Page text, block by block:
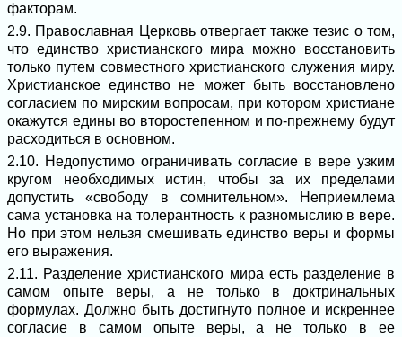
факторам.
2.9. Православная Церковь отвергает также тезис о том,
что единство христианского мира можно восстановить
только путем совместного христианского служения миру.
Христианское единство не может быть восстановлено
согласием по мирским вопросам, при котором христиане
окажутся едины во второстепенном и по-прежнему будут
расходиться в основном.
2.10. Недопустимо ограничивать согласие в вере узким
кругом необходимых истин, чтобы за их пределами
допустить «свободу в сомнительном». Неприемлема
сама установка на толерантность к разномыслию в вере.
Но при этом нельзя смешивать единство веры и формы
его выражения.
2.11. Разделение христианского мира есть разделение в
самом опыте веры, а не только в доктринальных
формулах. Должно быть достигнуто полное и искреннее
согласие в самом опыте веры, а не только в ее